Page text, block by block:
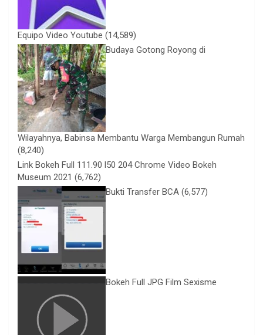
Equipo Video Youtube (14,589)
Budaya Gotong Royong di
Wilayahnya, Babinsa Membantu Warga Membangun Rumah
(8,240)
Link Bokeh Full 111.90 l50 204 Chrome Video Bokeh
Museum 2021 (6,762)
Bukti Transfer BCA (6,577)
Bokeh Full JPG Film Sexisme